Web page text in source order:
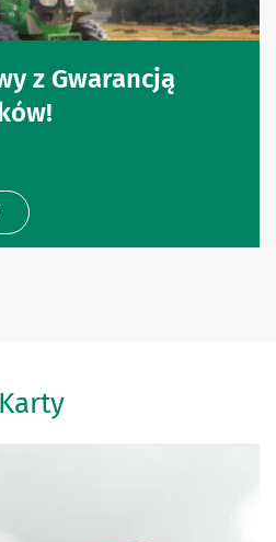
z Gwarancją
Karty